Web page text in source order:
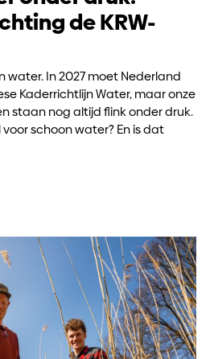
de KRW-
water. In 2027 moet Nederland
Kaderrichtlijn Water, maar onze
staan nog altijd flink onder druk.
schoon water? En is dat